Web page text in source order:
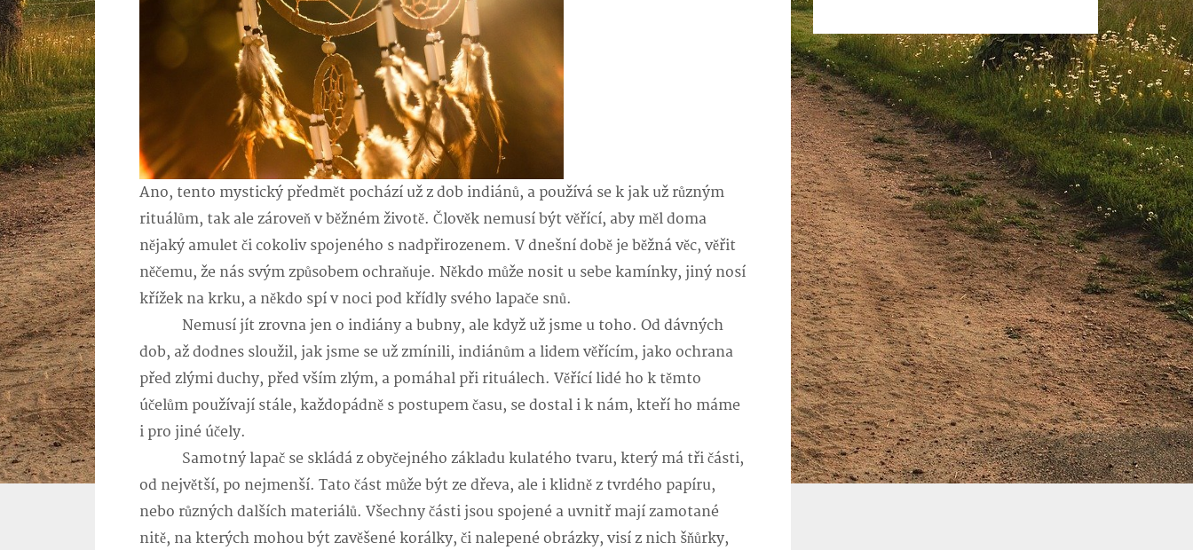
Ano, tento mystický předmět pochází už z dob indiánů, a používá se k jak už různým
rituálům, tak ale zároveň v běžném životě. Člověk nemusí být věřící, aby měl doma
nějaký amulet či cokoliv spojeného s nadpřirozenem. V dnešní době je běžná věc, věřit
něčemu, že nás svým způsobem ochraňuje. Někdo může nosit u sebe kamínky, jiný nosí
křížek na krku, a někdo spí v noci pod křídly svého lapače snů.
Nemusí jít zrovna jen o indiány a bubny, ale když už jsme u toho. Od dávných
dob, až dodnes sloužil, jak jsme se už zmínili, indiánům a lidem věřícím, jako ochrana
před zlými duchy, před vším zlým, a pomáhal při rituálech. Věřící lidé ho k těmto
účelům používají stále, každopádně s postupem času, se dostal i k nám, kteří ho máme
i pro jiné účely.
Samotný lapač se skládá z obyčejného základu kulatého tvaru, který má tři části,
od největší, po nejmenší. Tato část může být ze dřeva, ale i klidně z tvrdého papíru,
nebo různých dalších materiálů. Všechny části jsou spojené a uvnitř mají zamotané
nitě, na kterých mohou být zavěšené korálky, či nalepené obrázky, visí z nich šňůrky,